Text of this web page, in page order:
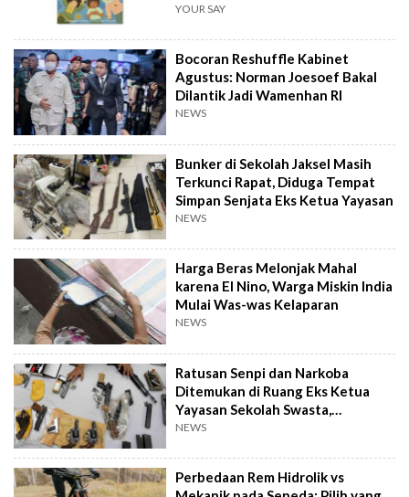
YOUR SAY
Bocoran Reshuffle Kabinet
Agustus: Norman Joesoef Bakal
Dilantik Jadi Wamenhan RI
NEWS
Bunker di Sekolah Jaksel Masih
Terkunci Rapat, Diduga Tempat
Simpan Senjata Eks Ketua Yayasan
NEWS
Harga Beras Melonjak Mahal
karena El Nino, Warga Miskin India
Mulai Was-was Kelaparan
NEWS
Ratusan Senpi dan Narkoba
Ditemukan di Ruang Eks Ketua
Yayasan Sekolah Swasta,
Pengelola Buka Suara
NEWS
Perbedaan Rem Hidrolik vs